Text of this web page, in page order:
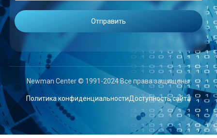
Newman Center © 1991-2024 Все права защищены.
Политика конфиденциальностиДоступность сайта